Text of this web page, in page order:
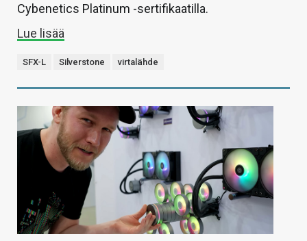
Cybenetics Platinum -sertifikaatilla.
Lue lisää
SFX-L Silverstone virtalähde